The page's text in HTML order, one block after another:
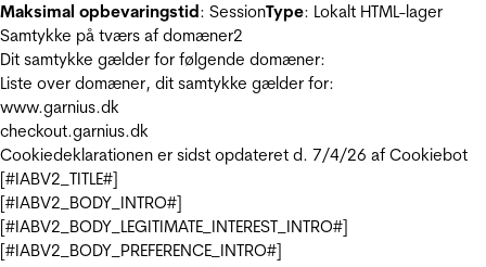
Maksimal opbevaringstid: SessionType: Lokalt HTML-lager
Samtykke på tværs af domæner2
Dit samtykke gælder for følgende domæner:
Liste over domæner, dit samtykke gælder for:
www.garnius.dk
checkout.garnius.dk
Cookiedeklarationen er sidst opdateret d. 7/4/26 af Cookiebot
[#IABV2_TITLE#]
[#IABV2_BODY_INTRO#]
[#IABV2_BODY_LEGITIMATE_INTEREST_INTRO#]
[#IABV2_BODY_PREFERENCE_INTRO#]